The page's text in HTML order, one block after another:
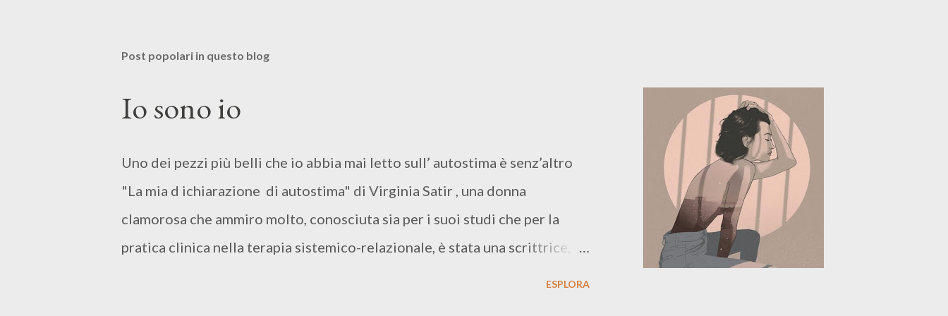
Post popolari in questo blog
Io sono io
Uno dei pezzi più belli che io abbia mai letto sull’ autostima è senz’altro
"La mia d ichiarazione di autostima" di Virginia Satir , una donna
clamorosa che ammiro molto, conosciuta sia per i suoi studi che per la
pratica clinica nella terapia sistemico-relazionale, è stata una scrittrice,
ESPLORA